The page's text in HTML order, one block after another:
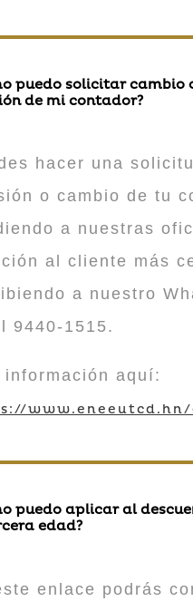
puedo solicitar cambio
de mi contador?
hacer una
o cambio de tu
a nuestras
al cliente más
a nuestro
9440-1515.
información aquí:
puedo aplicar al
edad?
enlace podrás